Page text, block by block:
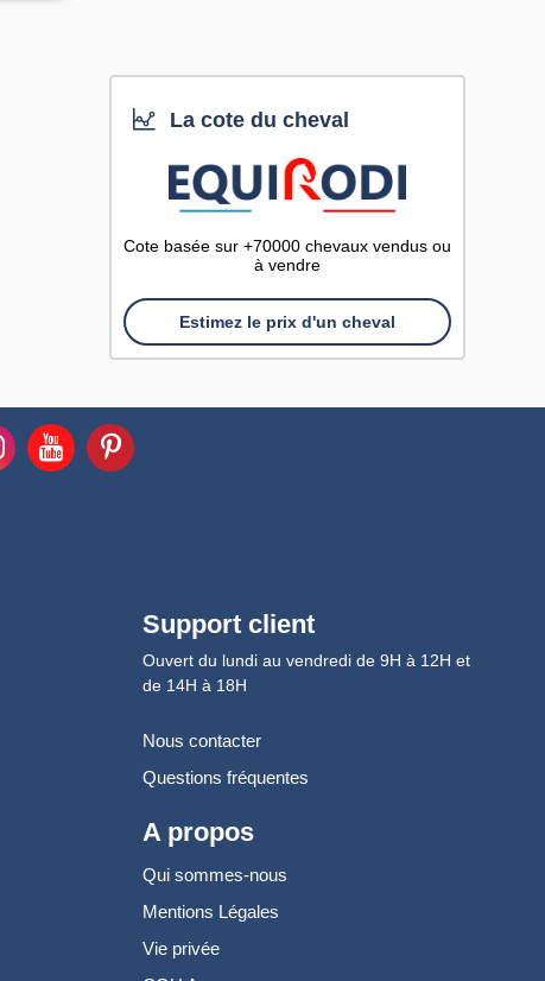
La cote du cheval
Cote basée sur +70000 chevaux vendus ou
à vendre
Estimez le prix d'un cheval
Support client
Ouvert du lundi au vendredi de 9H à 12H et
de 14H à 18H
Nous contacter
Questions fréquentes
A propos
Qui sommes-nous
Mentions Légales
Vie privée